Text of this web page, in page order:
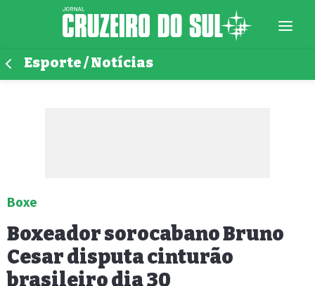
Esporte / Notícias
Boxe
Boxeador sorocabano Bruno
Cesar disputa cinturão
brasileiro dia 30